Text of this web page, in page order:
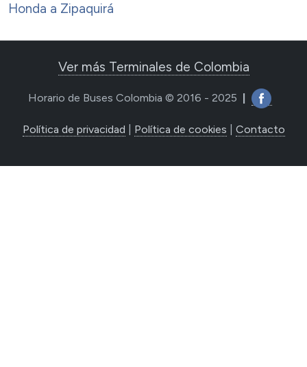
Honda a Zipaquirá
Ver más Terminales de Colombia
Horario de Buses Colombia © 2016 - 2025
Política de privacidad Política de cookies Contacto